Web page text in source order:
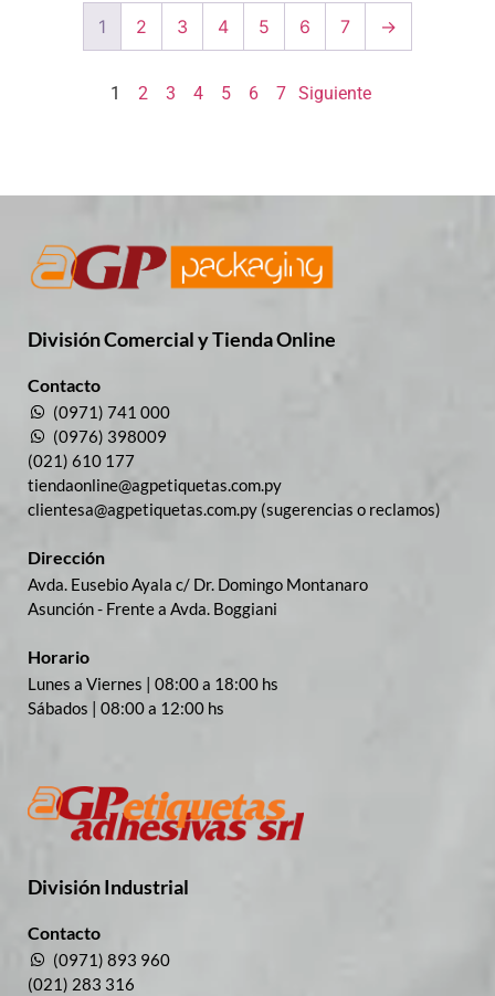
1 2 3 4 5 6 7 →
1 2 3 4 5 6 7 Siguiente
División Comercial​ y Tienda Online
Contacto
(0971) 741 000
(0976) 398009
(021) 610 177
tiendaonline@agpetiquetas.com.py
clientesa@agpetiquetas.com.py (sugerencias o reclamos)
Dirección
Avda. Eusebio Ayala c/ Dr. Domingo Montanaro
Asunción - Frente a Avda. Boggiani
Horario
Lunes a Viernes | 08:00 a 18:00 hs
Sábados | 08:00 a 12:00 hs
División Industrial​
Contacto
(0971) 893 960
(021) 283 316